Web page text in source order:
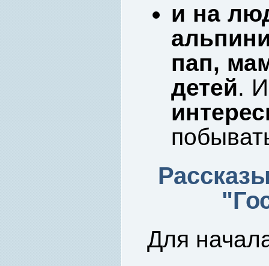
и на
пап,
детей.
Для